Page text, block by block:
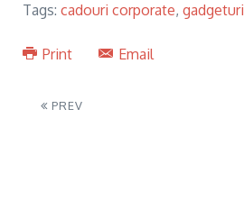
Tags: cadouri corporate, gadgeturi
Print Email
PREV